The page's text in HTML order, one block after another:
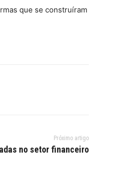
que se construíram
Próximo artigo
no setor financeiro